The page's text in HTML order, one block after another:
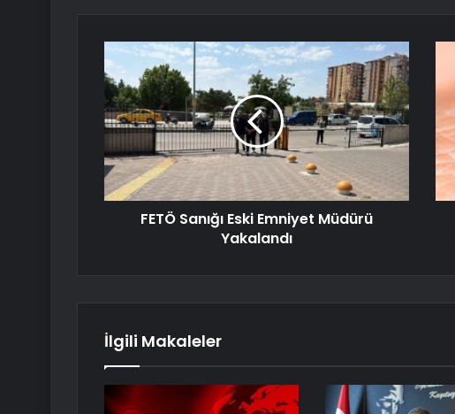
FETÖ Sanığı Eski Emniyet Müdürü
Yakalandı
İlgili Makaleler